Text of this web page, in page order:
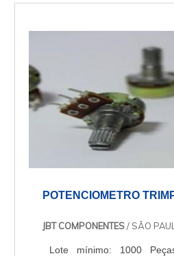
POTENCIOMETRO
JBT COMPONENTES/ SÃO
Lote mínimo: 1000